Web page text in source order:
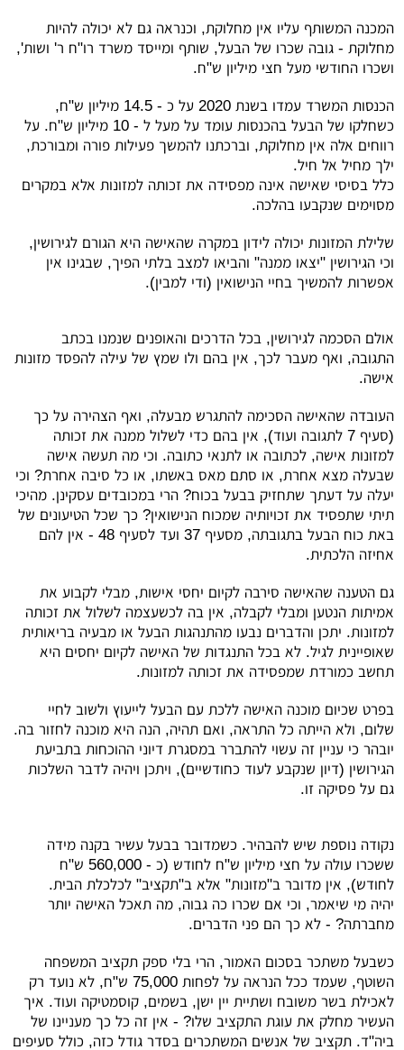
המכנה המשותף עליו אין מחלוקת, וכנראה גם לא יכולה להיות
מחלוקת - גובה שכרו של הבעל, שותף ומייסד משרד רו"ח ר' ושות',
ושכרו החודשי מעל חצי מיליון ש"ח.
הכנסות המשרד עמדו בשנת 2020 על כ - 14.5 מיליון ש"ח,
כשחלקו של הבעל בהכנסות עומד על מעל ל - 10 מיליון ש"ח. על
רווחים אלה אין מחלוקת, וברכתנו להמשך פעילות פורה ומבורכת,
ילך מחיל אל חיל.
כלל בסיסי שאישה אינה מפסידה את זכותה למזונות אלא במקרים
מסוימים שנקבעו בהלכה.
שלילת המזונות יכולה לידון במקרה שהאישה היא הגורם לגירושין,
וכי הגירושין "יצאו ממנה" והביאו למצב בלתי הפיך, שבגינו אין
אפשרות להמשיך בחיי הנישואין (ודי למבין).
אולם הסכמה לגירושין, בכל הדרכים והאופנים שנמנו בכתב
התגובה, ואף מעבר לכך, אין בהם ולו שמץ של עילה להפסד מזונות
אישה.
העובדה שהאישה הסכימה להתגרש מבעלה, ואף הצהירה על כך
(סעיף 7 לתגובה ועוד), אין בהם כדי לשלול ממנה את זכותה
למזונות אישה, לכתובה או לתנאי כתובה. וכי מה תעשה אישה
שבעלה מצא אחרת, או סתם מאס באשתו, או כל סיבה אחרת? וכי
יעלה על דעתך שתחזיק בבעל בכוח? הרי במכובדים עסקינן. מהיכי
תיתי שתפסיד את זכויותיה שמכוח הנישואין? כך שכל הטיעונים של
באת כוח הבעל בתגובתה, מסעיף 37 ועד לסעיף 48 - אין להם
אחיזה הלכתית.
גם הטענה שהאישה סירבה לקיום יחסי אישות, מבלי לקבוע את
אמיתות הנטען ומבלי לקבלה, אין בה לכשעצמה לשלול את זכותה
למזונות. יתכן והדברים נבעו מהתנהגות הבעל או מבעיה בריאותית
שאופיינית לגיל. לא בכל התנגדות של האישה לקיום יחסים היא
תחשב כמורדת שמפסידה את זכותה למזונות.
בפרט שכיום מוכנה האישה ללכת עם הבעל לייעוץ ולשוב לחיי
שלום, ולא הייתה כל התראה, ואם תהיה, הנה היא מוכנה לחזור בה.
יובהר כי עניין זה עשוי להתברר במסגרת דיוני ההוכחות בתביעת
הגירושין (דיון שנקבע לעוד כחודשיים), ויתכן ויהיה לדבר השלכות
גם על פסיקה זו.
נקודה נוספת שיש להבהיר. כשמדובר בבעל עשיר בקנה מידה
ששכרו עולה על חצי מיליון ש"ח לחודש (כ - 560,000 ש"ח
לחודש), אין מדובר ב"מזונות" אלא ב"תקציב" לכלכלת הבית.
יהיה מי שיאמר, וכי אם שכרו כה גבוה, מה תאכל האישה יותר
מחברתה? - לא כך הם פני הדברים.
כשבעל משתכר בסכום האמור, הרי בלי ספק תקציב המשפחה
השוטף, שעמד ככל הנראה על לפחות 75,000 ש"ח, לא נועד רק
לאכילת בשר משובח ושתיית יין ישן, בשמים, קוסמטיקה ועוד. איך
העשיר מחלק את עוגת התקציב שלו? - אין זה כל כך מעניינו של
ביה"ד. תקציב של אנשים המשתכרים בסדר גודל כזה, כולל סעיפים